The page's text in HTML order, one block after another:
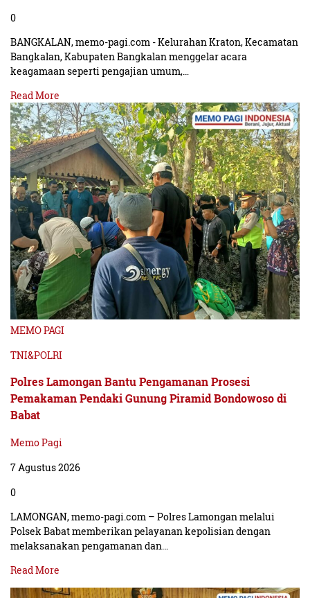
0
BANGKALAN, memo-pagi.com - Kelurahan Kraton, Kecamatan
Bangkalan, Kabupaten Bangkalan menggelar acara
keagamaan seperti pengajian umum,…
Read More
MEMO PAGI
TNI&POLRI
Polres Lamongan Bantu Pengamanan Prosesi
Pemakaman Pendaki Gunung Piramid Bondowoso di
Babat
Memo Pagi
7 Agustus 2026
0
LAMONGAN, memo-pagi.com – Polres Lamongan melalui
Polsek Babat memberikan pelayanan kepolisian dengan
melaksanakan pengamanan dan…
Read More